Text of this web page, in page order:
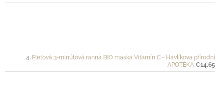
Pleťová 3-minútová ranná BIO maska Vitamín C - Havlíkova přírodní
APOTÉKA €14,65